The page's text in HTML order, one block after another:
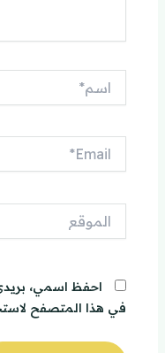
Email*
احفظ اسمي، بريدي
في هذا المتصفح